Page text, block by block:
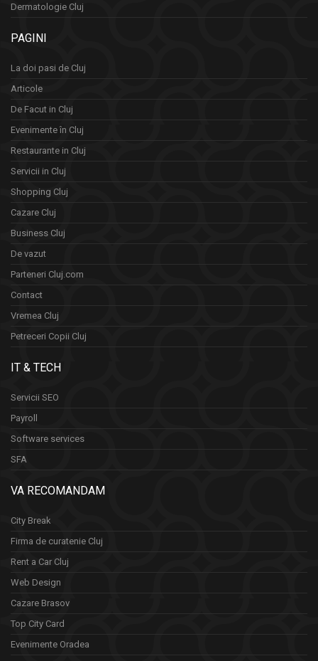
Dermatologie Cluj
PAGINI
La doi pasi de Cluj
Articole
De Facut in Cluj
Evenimente în Cluj
Restaurante in Cluj
Servicii in Cluj
Shopping Cluj
Cazare Cluj
Business Cluj
De vazut
Parteneri Cluj.com
Contact
Vremea Cluj
Petreceri Copii Cluj
IT & TECH
Servicii SEO
Payroll
Software services
SFA
VA RECOMANDAM
City Break
Firma de curatenie Cluj
Rent a Car Cluj
Web Design
Cazare Brasov
Top City Card
Evenimente Oradea